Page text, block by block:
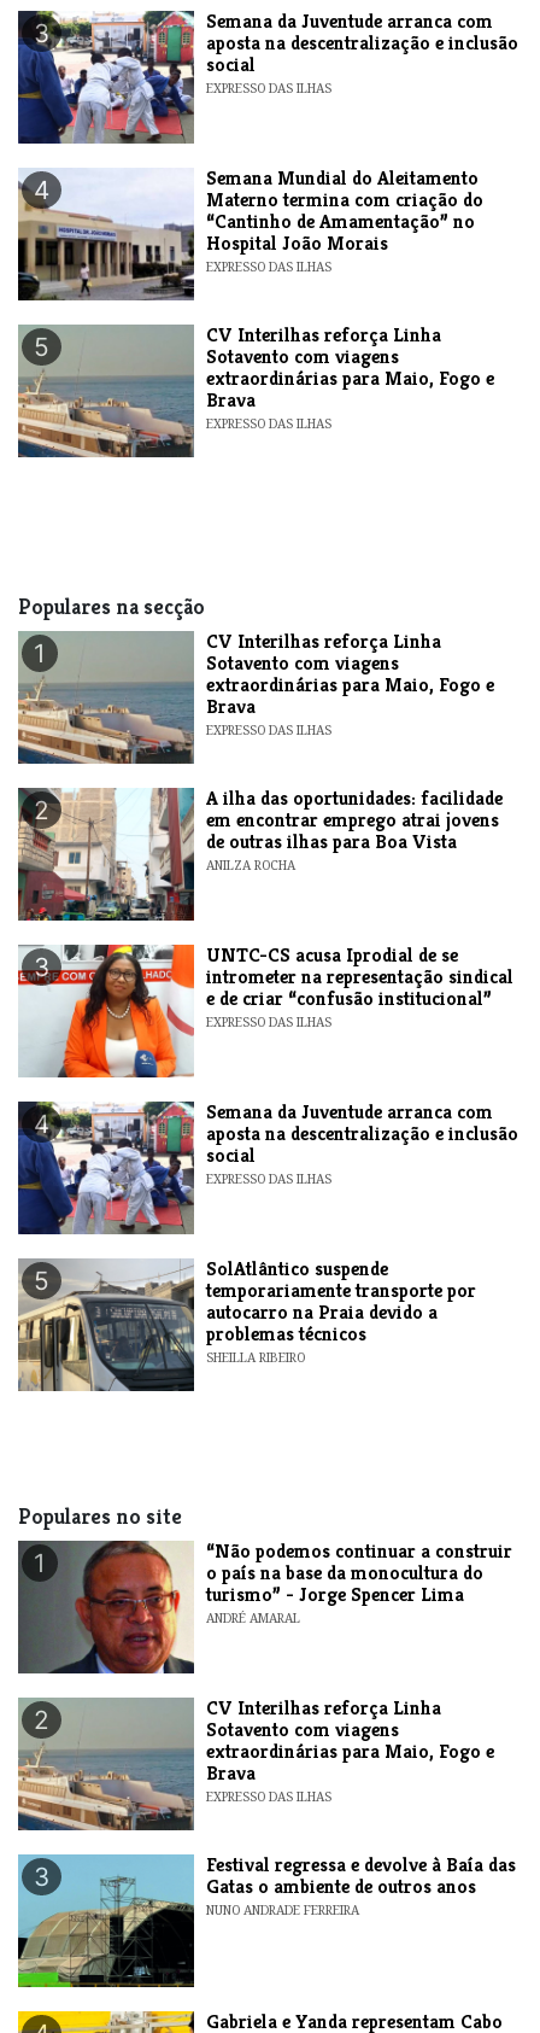
3
Semana da Juventude arranca com
aposta na descentralização e inclusão
social
EXPRESSO DAS ILHAS
4
Semana Mundial do Aleitamento
Materno termina com criação do
“Cantinho de Amamentação” no
Hospital João Morais
EXPRESSO DAS ILHAS
5
​CV Interilhas reforça Linha
Sotavento com viagens
extraordinárias para Maio, Fogo e
Brava
EXPRESSO DAS ILHAS
Populares na secção
1
​CV Interilhas reforça Linha
Sotavento com viagens
extraordinárias para Maio, Fogo e
Brava
EXPRESSO DAS ILHAS
2
A ilha das oportunidades: facilidade
em encontrar emprego atrai jovens
de outras ilhas para Boa Vista
ANILZA ROCHA
3
UNTC-CS acusa Iprodial de se
intrometer na representação sindical
e de criar “confusão institucional”
EXPRESSO DAS ILHAS
4
Semana da Juventude arranca com
aposta na descentralização e inclusão
social
EXPRESSO DAS ILHAS
5
SolAtlântico suspende
temporariamente transporte por
autocarro na Praia devido a
problemas técnicos
SHEILLA RIBEIRO
Populares no site
1
“Não podemos continuar a construir
o país na base da monocultura do
turismo” - Jorge Spencer Lima
ANDRÉ AMARAL
2
​CV Interilhas reforça Linha
Sotavento com viagens
extraordinárias para Maio, Fogo e
Brava
EXPRESSO DAS ILHAS
3
Festival regressa e devolve à Baía das
Gatas o ambiente de outros anos
NUNO ANDRADE FERREIRA
Gabriela e Yanda representam Cabo